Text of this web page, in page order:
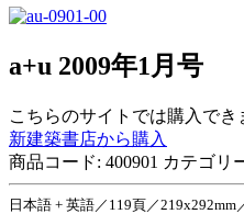
a+u 2009年1月号
こちらのサイトでは購入で
新建築書店から購入
商品コード: 400901 カテゴリ
日本語 + 英語／119頁／219x292mm